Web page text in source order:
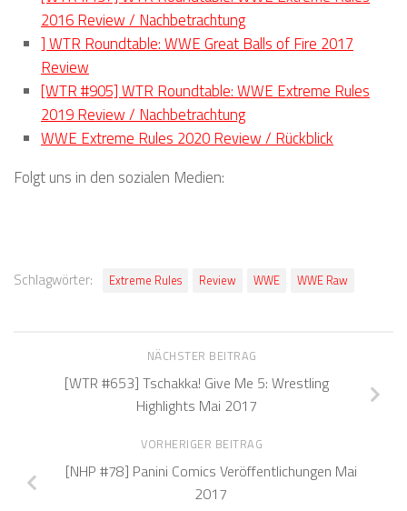
2016 Review / Nachbetrachtung
] WTR Roundtable: WWE Great Balls of Fire 2017
Review
[WTR #905] WTR Roundtable: WWE Extreme Rules
2019 Review / Nachbetrachtung
WWE Extreme Rules 2020 Review / Rückblick
Folgt uns in den sozialen Medien:
Schlagwörter: Extreme Rules Review WWE WWE Raw
NÄCHSTER BEITRAG
[WTR #653] Tschakka! Give Me 5: Wrestling
Highlights Mai 2017
VORHERIGER BEITRAG
[NHP #78] Panini Comics Veröffentlichungen Mai
2017